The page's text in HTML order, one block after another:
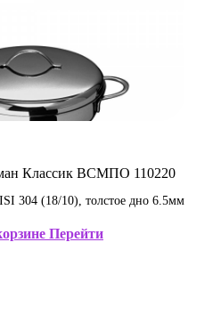
Классик ВСМПО 110220
304 (18/10), толстое дно 6.5мм
Перейти